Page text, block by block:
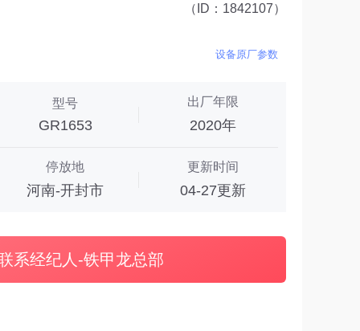
（ID：1842107）
设备原厂参数
型号
GR1653
出厂年限
2020年
停放地
河南-开封市
更新时间
04-27更新
系经纪人-铁甲龙总部